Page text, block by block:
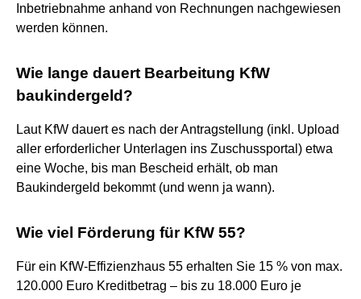
Inbetriebnahme anhand von Rechnungen nachgewiesen
werden können.
Wie lange dauert Bearbeitung KfW
baukindergeld?
Laut KfW dauert es nach der Antragstellung (inkl. Upload
aller erforderlicher Unterlagen ins Zuschussportal) etwa
eine Woche, bis man Bescheid erhält, ob man
Baukindergeld bekommt (und wenn ja wann).
Wie viel Förderung für KfW 55?
Für ein KfW-Effizienzhaus 55 erhalten Sie 15 % von max.
120.000 Euro Kreditbetrag – bis zu 18.000 Euro je